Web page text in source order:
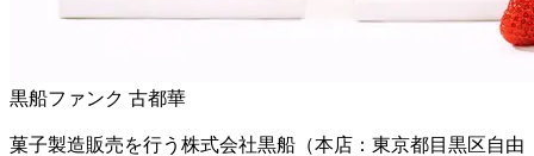
黒船ファンク 古都華
菓子製造販売を行う株式会社黒船（本店：東京都目黒区自由